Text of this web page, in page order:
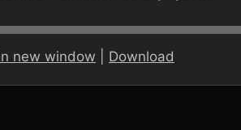
new window Download